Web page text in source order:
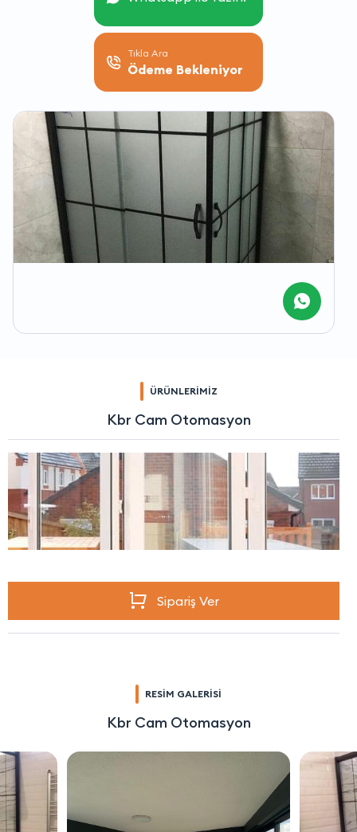
Tıkla Ara
Ödeme Bekleniyor
ÜRÜNLERİMİZ
Kbr Cam Otomasyon
Sipariş Ver
RESİM GALERİSİ
Kbr Cam Otomasyon